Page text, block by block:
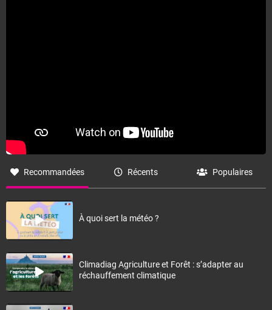
Recommandées Récents Populaires
À quoi sert la météo ?
Climadiag Agriculture et Forêt : s’adapter au
réchauffement climatique